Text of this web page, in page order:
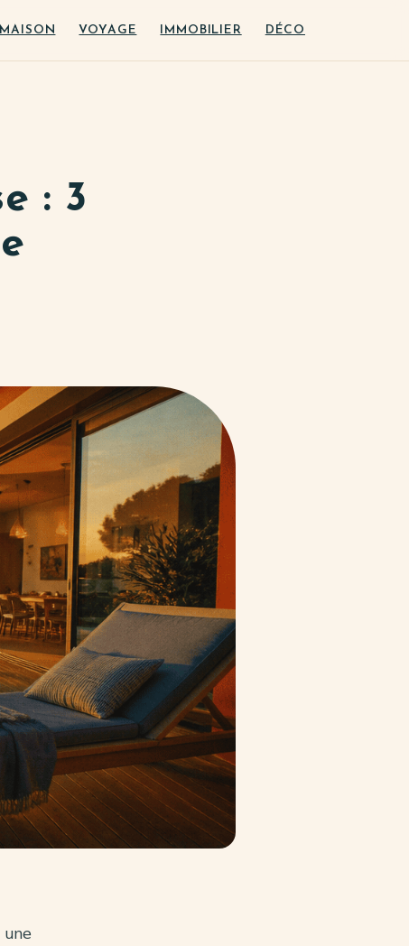
MAISON VOYAGE IMMOBILIER DÉCO
: 3